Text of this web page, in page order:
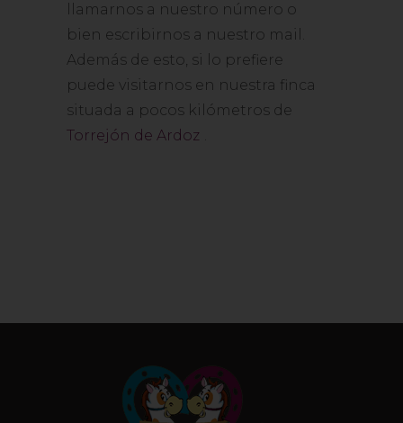
llamarnos a nuestro número o
bien escribirnos a nuestro mail.
Además de esto, si lo prefiere
puede visitarnos en nuestra finca
situada a pocos kilómetros de
Torrejón de Ardoz